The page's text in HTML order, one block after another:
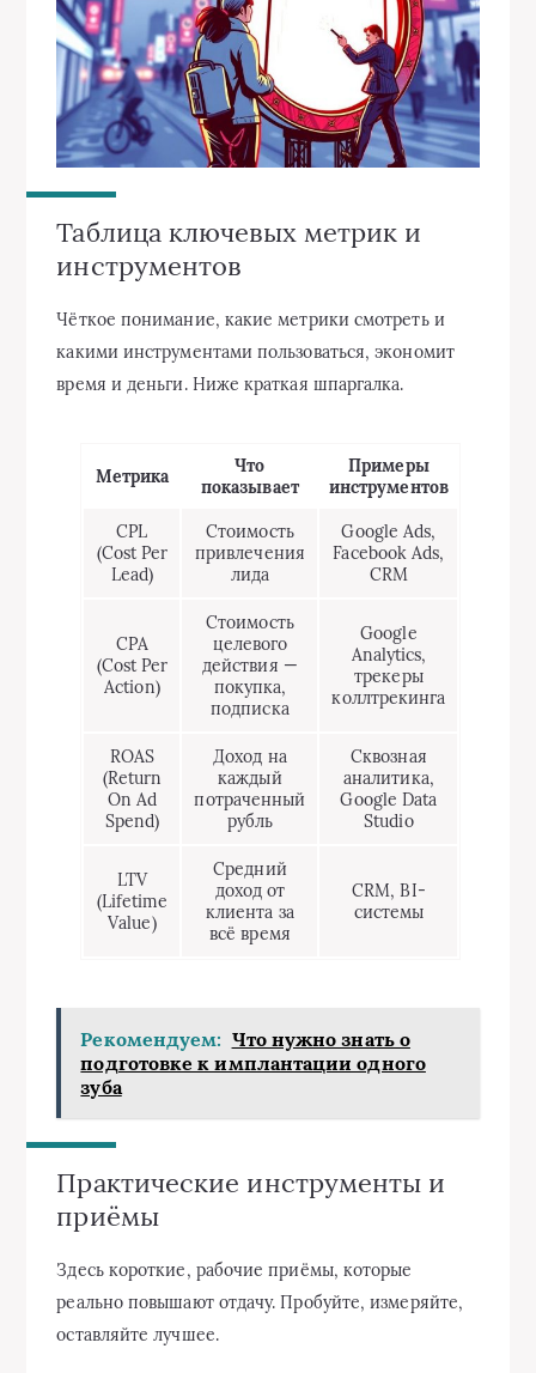
Таблица ключевых метрик и
инструментов
Чёткое понимание, какие метрики смотреть и
какими инструментами пользоваться, экономит
время и деньги. Ниже краткая шпаргалка.
Метрика
Что
показывает
Примеры
инструментов
CPL
(Cost Per
Lead)
Стоимость
привлечения
лида
Google Ads,
Facebook Ads,
CRM
CPA
(Cost Per
Action)
Стоимость
целевого
действия —
покупка,
подписка
Google
Analytics,
трекеры
коллтрекинга
ROAS
(Return
On Ad
Spend)
Доход на
каждый
потраченный
рубль
Сквозная
аналитика,
Google Data
Studio
LTV
(Lifetime
Value)
Средний
доход от
клиента за
всё время
CRM, BI-
системы
Рекомендуем: Что нужно знать о
подготовке к имплантации одного
зуба
Практические инструменты и
приёмы
Здесь короткие, рабочие приёмы, которые
реально повышают отдачу. Пробуйте, измеряйте,
оставляйте лучшее.